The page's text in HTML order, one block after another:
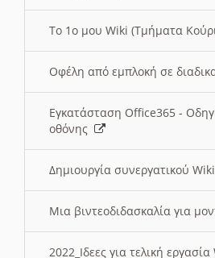
Το 1ο μου Wiki (Τμήματα
Οφέλη από εμπλοκή σε
Εγκατάσταση Office365 -
οθόνης
Δημιουργία συνεργατικού
Μια βιντεοδιδασκαλία για
2022_Ιδεες για τελική εργασία